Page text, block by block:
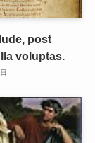
post
voluptas.